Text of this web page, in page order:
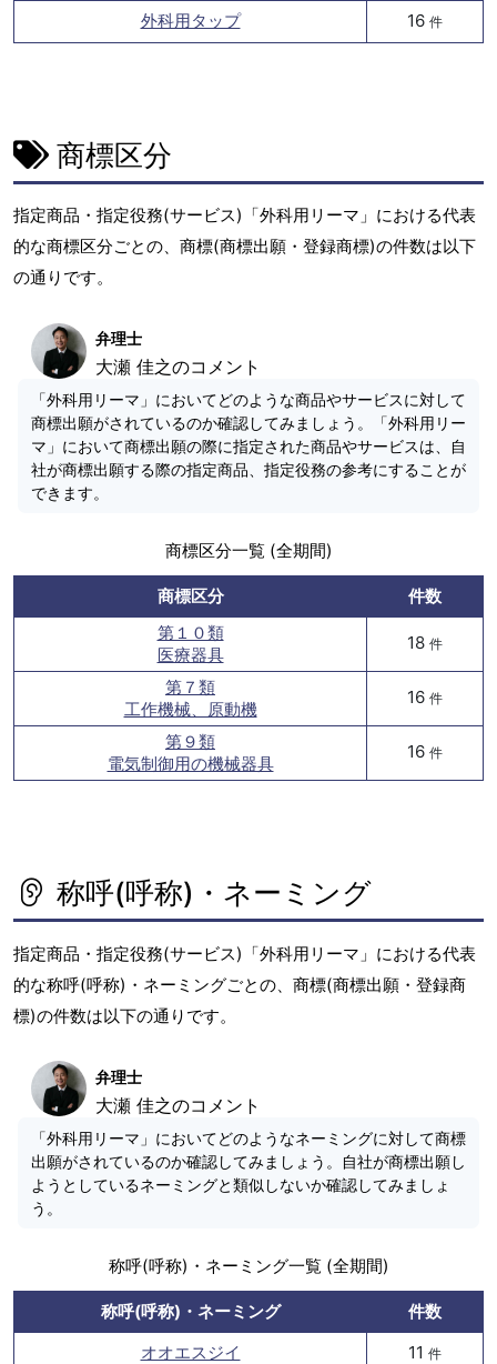
外科用タップ 16 件
商標区分
指定商品・指定役務(サービス)「外科用リーマ」における代表
的な商標区分ごとの、商標(商標出願・登録商標)の件数は以下
の通りです。
弁理士
大瀬 佳之のコメント
「外科用リーマ」においてどのような商品やサービスに対して
商標出願がされているのか確認してみましょう。「外科用リー
マ」において商標出願の際に指定された商品やサービスは、自
社が商標出願する際の指定商品、指定役務の参考にすることが
できます。
商標区分一覧 (全期間)
商標区分
件数
第１０類
医療器具
18 件
第７類
工作機械、原動機
16 件
第９類
電気制御用の機械器具
16 件
称呼(呼称)・ネーミング
指定商品・指定役務(サービス)「外科用リーマ」における代表
的な称呼(呼称)・ネーミングごとの、商標(商標出願・登録商
標)の件数は以下の通りです。
弁理士
大瀬 佳之のコメント
「外科用リーマ」においてどのようなネーミングに対して商標
出願がされているのか確認してみましょう。自社が商標出願し
ようとしているネーミングと類似しないか確認してみましょ
う。
称呼(呼称)・ネーミング一覧 (全期間)
称呼(呼称)・ネーミング
件数
オオエスジイ
11 件